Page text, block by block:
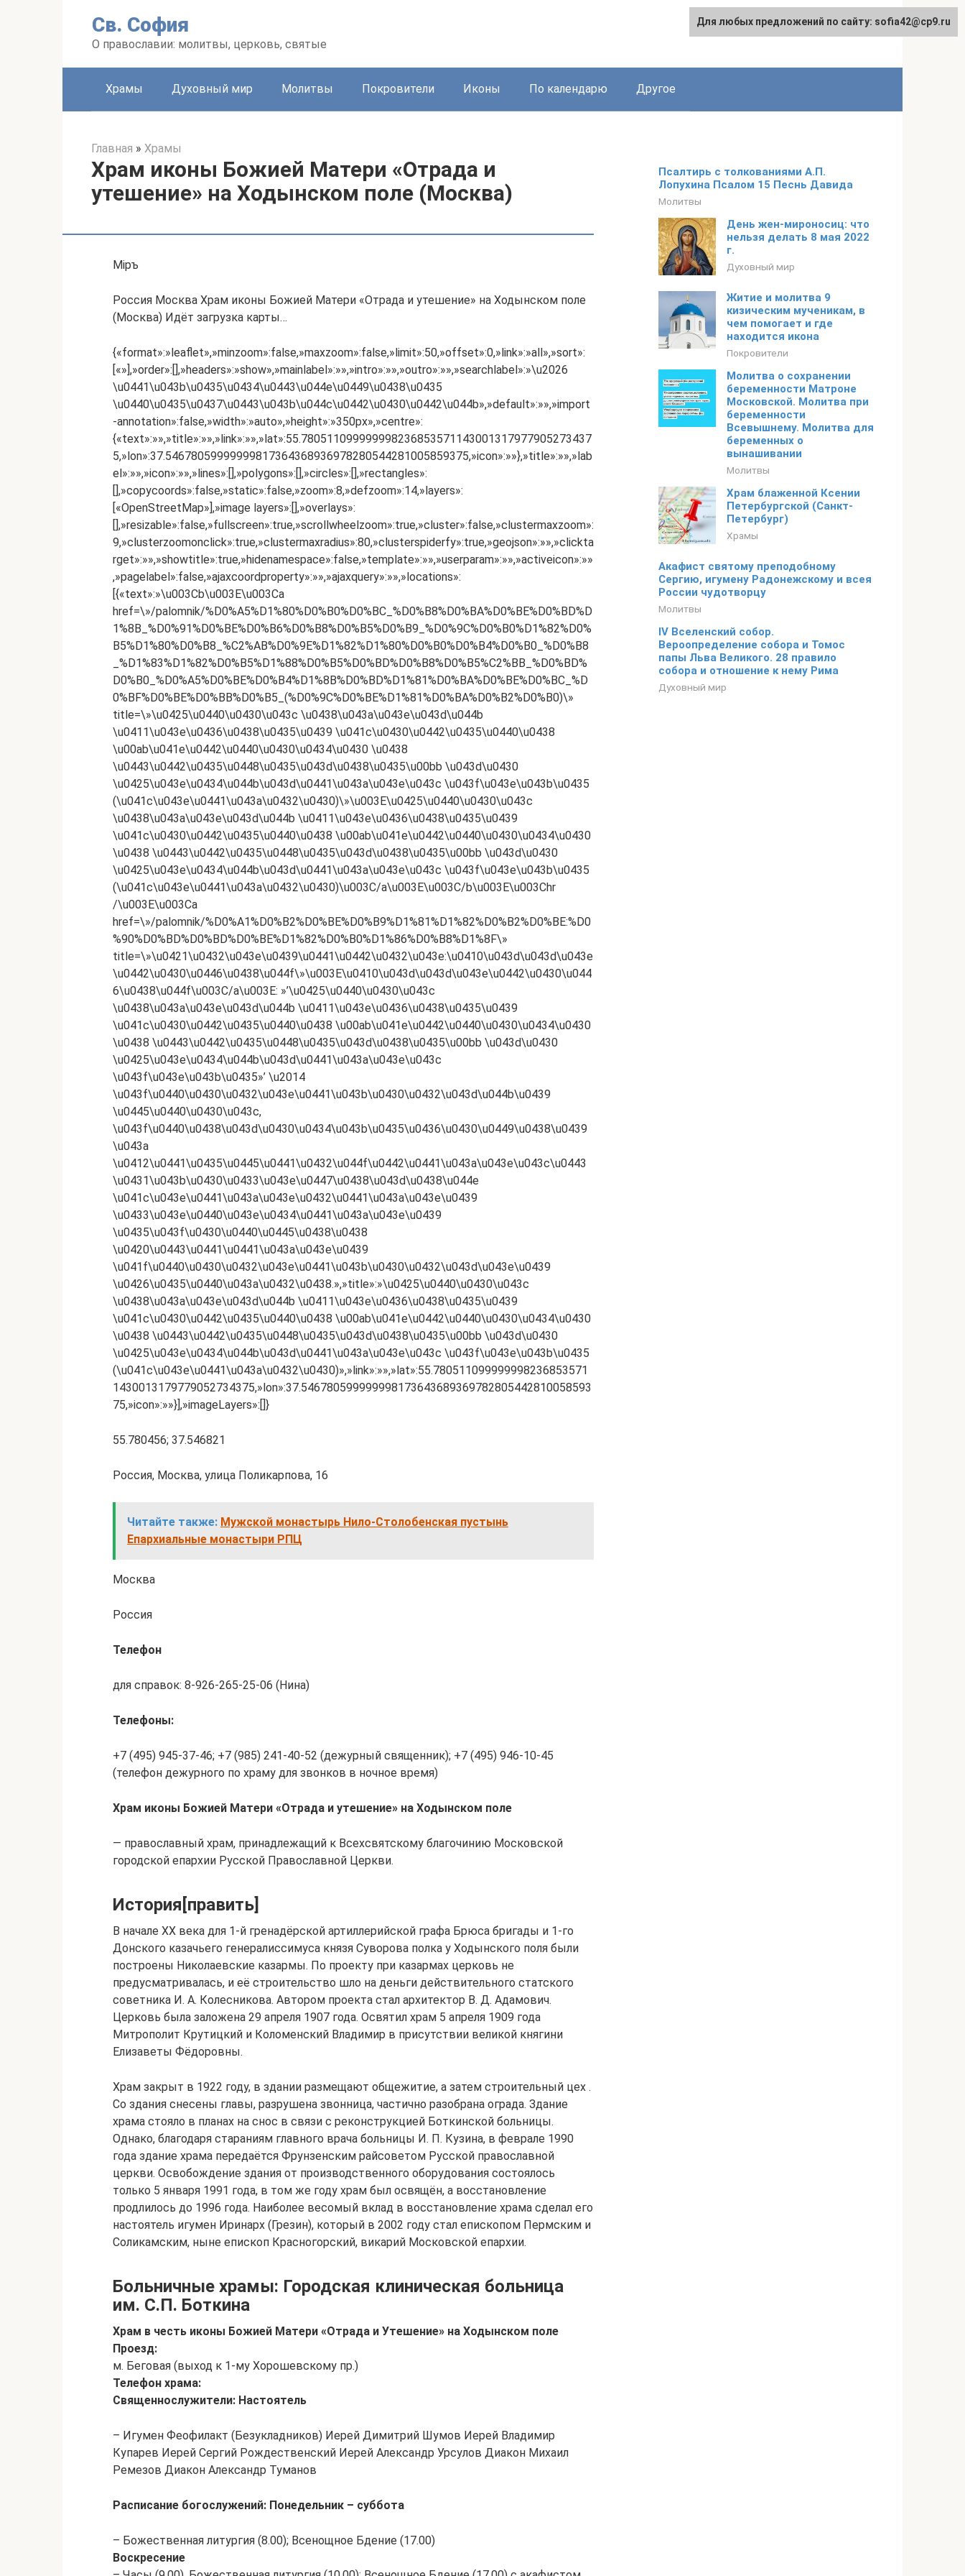
Св. София
О православии: молитвы, церковь, святые
Храмы Духовный мир Молитвы Покровители Иконы По календарю Другое
Главная » Храмы
Храм иконы Божией Матери «Отрада и
утешение» на Ходынском поле (Москва)
Мiръ
Россия Москва Храм иконы Божией Матери «Отрада и утешение» на Ходынском поле
(Москва) Идёт загрузка карты…
{«format»:»leaflet»,»minzoom»:false,»maxzoom»:false,»limit»:50,»offset»:0,»link»:»all»,»sort»:
[«»],»order»:[],»headers»:»show»,»mainlabel»:»»,»intro»:»»,»outro»:»»,»searchlabel»:»\u2026
\u0441\u043b\u0435\u0434\u0443\u044e\u0449\u0438\u0435
\u0440\u0435\u0437\u0443\u043b\u044c\u0442\u0430\u0442\u044b»,»default»:»»,»import
-annotation»:false,»width»:»auto»,»height»:»350px»,»centre»:
{«text»:»»,»title»:»»,»link»:»»,»lat»:55.780511099999998236853571143001317977905273437
5,»lon»:37.54678059999999817364368936978280544281005859375,»icon»:»»},»title»:»»,»lab
el»:»»,»icon»:»»,»lines»:[],»polygons»:[],»circles»:[],»rectangles»:
[],»copycoords»:false,»static»:false,»zoom»:8,»defzoom»:14,»layers»:
[«OpenStreetMap»],»image layers»:[],»overlays»:
[],»resizable»:false,»fullscreen»:true,»scrollwheelzoom»:true,»cluster»:false,»clustermaxzoom»:
9,»clusterzoomonclick»:true,»clustermaxradius»:80,»clusterspiderfy»:true,»geojson»:»»,»clickta
rget»:»»,»showtitle»:true,»hidenamespace»:false,»template»:»»,»userparam»:»»,»activeicon»:»»
,»pagelabel»:false,»ajaxcoordproperty»:»»,»ajaxquery»:»»,»locations»:
[{«text»:»\u003Cb\u003E\u003Ca
href=\»/palomnik/%D0%A5%D1%80%D0%B0%D0%BC_%D0%B8%D0%BA%D0%BE%D0%BD%D
1%8B_%D0%91%D0%BE%D0%B6%D0%B8%D0%B5%D0%B9_%D0%9C%D0%B0%D1%82%D0%
B5%D1%80%D0%B8_%C2%AB%D0%9E%D1%82%D1%80%D0%B0%D0%B4%D0%B0_%D0%B8
_%D1%83%D1%82%D0%B5%D1%88%D0%B5%D0%BD%D0%B8%D0%B5%C2%BB_%D0%BD%
D0%B0_%D0%A5%D0%BE%D0%B4%D1%8B%D0%BD%D1%81%D0%BA%D0%BE%D0%BC_%D
0%BF%D0%BE%D0%BB%D0%B5_(%D0%9C%D0%BE%D1%81%D0%BA%D0%B2%D0%B0)\»
title=\»\u0425\u0440\u0430\u043c \u0438\u043a\u043e\u043d\u044b
\u0411\u043e\u0436\u0438\u0435\u0439 \u041c\u0430\u0442\u0435\u0440\u0438
\u00ab\u041e\u0442\u0440\u0430\u0434\u0430 \u0438
\u0443\u0442\u0435\u0448\u0435\u043d\u0438\u0435\u00bb \u043d\u0430
\u0425\u043e\u0434\u044b\u043d\u0441\u043a\u043e\u043c \u043f\u043e\u043b\u0435
(\u041c\u043e\u0441\u043a\u0432\u0430)\»\u003E\u0425\u0440\u0430\u043c
\u0438\u043a\u043e\u043d\u044b \u0411\u043e\u0436\u0438\u0435\u0439
\u041c\u0430\u0442\u0435\u0440\u0438 \u00ab\u041e\u0442\u0440\u0430\u0434\u0430
\u0438 \u0443\u0442\u0435\u0448\u0435\u043d\u0438\u0435\u00bb \u043d\u0430
\u0425\u043e\u0434\u044b\u043d\u0441\u043a\u043e\u043c \u043f\u043e\u043b\u0435
(\u041c\u043e\u0441\u043a\u0432\u0430)\u003C/a\u003E\u003C/b\u003E\u003Chr
/\u003E\u003Ca
href=\»/palomnik/%D0%A1%D0%B2%D0%BE%D0%B9%D1%81%D1%82%D0%B2%D0%BE:%D0
%90%D0%BD%D0%BD%D0%BE%D1%82%D0%B0%D1%86%D0%B8%D1%8F\»
title=\»\u0421\u0432\u043e\u0439\u0441\u0442\u0432\u043e:\u0410\u043d\u043d\u043e
\u0442\u0430\u0446\u0438\u044f\»\u003E\u0410\u043d\u043d\u043e\u0442\u0430\u044
6\u0438\u044f\u003C/a\u003E: »’\u0425\u0440\u0430\u043c
\u0438\u043a\u043e\u043d\u044b \u0411\u043e\u0436\u0438\u0435\u0439
\u041c\u0430\u0442\u0435\u0440\u0438 \u00ab\u041e\u0442\u0440\u0430\u0434\u0430
\u0438 \u0443\u0442\u0435\u0448\u0435\u043d\u0438\u0435\u00bb \u043d\u0430
\u0425\u043e\u0434\u044b\u043d\u0441\u043a\u043e\u043c
\u043f\u043e\u043b\u0435»’ \u2014
\u043f\u0440\u0430\u0432\u043e\u0441\u043b\u0430\u0432\u043d\u044b\u0439
\u0445\u0440\u0430\u043c,
\u043f\u0440\u0438\u043d\u0430\u0434\u043b\u0435\u0436\u0430\u0449\u0438\u0439
\u043a
\u0412\u0441\u0435\u0445\u0441\u0432\u044f\u0442\u0441\u043a\u043e\u043c\u0443
\u0431\u043b\u0430\u0433\u043e\u0447\u0438\u043d\u0438\u044e
\u041c\u043e\u0441\u043a\u043e\u0432\u0441\u043a\u043e\u0439
\u0433\u043e\u0440\u043e\u0434\u0441\u043a\u043e\u0439
\u0435\u043f\u0430\u0440\u0445\u0438\u0438
\u0420\u0443\u0441\u0441\u043a\u043e\u0439
\u041f\u0440\u0430\u0432\u043e\u0441\u043b\u0430\u0432\u043d\u043e\u0439
\u0426\u0435\u0440\u043a\u0432\u0438.»,»title»:»\u0425\u0440\u0430\u043c
\u0438\u043a\u043e\u043d\u044b \u0411\u043e\u0436\u0438\u0435\u0439
\u041c\u0430\u0442\u0435\u0440\u0438 \u00ab\u041e\u0442\u0440\u0430\u0434\u0430
\u0438 \u0443\u0442\u0435\u0448\u0435\u043d\u0438\u0435\u00bb \u043d\u0430
\u0425\u043e\u0434\u044b\u043d\u0441\u043a\u043e\u043c \u043f\u043e\u043b\u0435
(\u041c\u043e\u0441\u043a\u0432\u0430)»,»link»:»»,»lat»:55.780511099999998236853571
1430013179779052734375,»lon»:37.546780599999998173643689369782805442810058593
75,»icon»:»»}],»imageLayers»:[]}
55.780456; 37.546821
Россия, Москва, улица Поликарпова, 16
Читайте также: Мужской монастырь Нило-Столобенская пустынь
Епархиальные монастыри РПЦ
Москва
Россия
Телефон
для справок: 8-926-265-25-06 (Нина)
Телефоны:
+7 (495) 945-37-46; +7 (985) 241-40-52 (дежурный священник); +7 (495) 946-10-45
(телефон дежурного по храму для звонков в ночное время)
Храм иконы Божией Матери «Отрада и утешение» на Ходынском поле
— православный храм, принадлежащий к Всехсвятскому благочинию Московской
городской епархии Русской Православной Церкви.
История[править]
В начале XX века для 1-й гренадёрской артиллерийской графа Брюса бригады и 1-го
Донского казачьего генералиссимуса князя Суворова полка у Ходынского поля были
построены Николаевские казармы. По проекту при казармах церковь не
предусматривалась, и её строительство шло на деньги действительного статского
советника И. А. Колесникова. Автором проекта стал архитектор В. Д. Адамович.
Церковь была заложена 29 апреля 1907 года. Освятил храм 5 апреля 1909 года
Митрополит Крутицкий и Коломенский Владимир в присутствии великой княгини
Елизаветы Фёдоровны.
Храм закрыт в 1922 году, в здании размещают общежитие, а затем строительный цех .
Со здания снесены главы, разрушена звонница, частично разобрана ограда. Здание
храма стояло в планах на снос в связи с реконструкцией Боткинской больницы.
Однако, благодаря стараниям главного врача больницы И. П. Кузина, в феврале 1990
года здание храма передаётся Фрунзенским райсоветом Русской православной
церкви. Освобождение здания от производственного оборудования состоялось
только 5 января 1991 года, в том же году храм был освящён, а восстановление
продлилось до 1996 года. Наиболее весомый вклад в восстановление храма сделал его
настоятель игумен Иринарх (Грезин), который в 2002 году стал епископом Пермским и
Соликамским, ныне епископ Красногорский, викарий Московской епархии.
Больничные храмы: Городская клиническая больница
им. С.П. Боткина
Храм в честь иконы Божией Матери «Отрада и Утешение» на Ходынском поле
Проезд:
м. Беговая (выход к 1-му Хорошевскому пр.)
Телефон храма:
Священнослужители: Настоятель
– Игумен Феофилакт (Безукладников) Иерей Димитрий Шумов Иерей Владимир
Купарев Иерей Сергий Рождественский Иерей Александр Урсулов Диакон Михаил
Ремезов Диакон Александр Туманов
Расписание богослужений: Понедельник – суббота
– Божественная литургия (8.00); Всенощное Бдение (17.00)
Воскресение
Псалтирь с толкованиями А.П.
Лопухина Псалом 15 Песнь Давида
Молитвы
День жен-мироносиц: что
нельзя делать 8 мая 2022
г.
Духовный мир
Житие и молитва 9
кизическим мученикам, в
чем помогает и где
находится икона
Покровители
Молитва о сохранении
беременности Матроне
Московской. Молитва при
беременности
Всевышнему. Молитва для
беременных о
вынашивании
Молитвы
Храм блаженной Ксении
Петербургской (Санкт-
Петербург)
Храмы
Акафист святому преподобному
Сергию, игумену Радонежскому и всея
России чудотворцу
Молитвы
IV Вселенский собор.
Вероопределение собора и Томос
папы Льва Великого. 28 правило
собора и отношение к нему Рима
Духовный мир
Для любых предложений по сайту: sofia42@cp9.ru